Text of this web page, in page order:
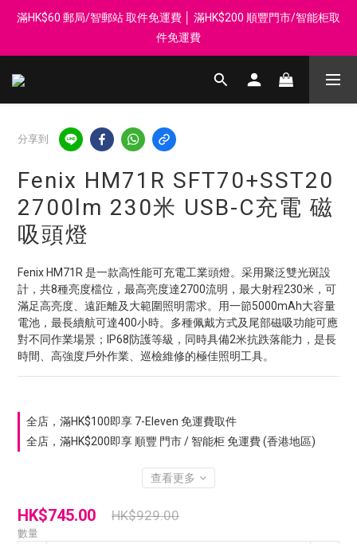
登記會員享每$50回贈$1 │ 滿HK$899 送 N-rit Campack Towel 吸
汗毛巾 韓國制 送完即止
滿HK$60 郵局/智郵站 取件免運費 │ 滿HK$200 順豐門市/智能柜取
件免運費
Whatsapp 98569349 │ 歡迎團體採購, 報價查詢, 接受採購卡
登記會員享每$50回贈$1 │ 滿HK$899 送 N-rit Campack Towel 吸
汗毛巾 韓國制 送完即止
分享到
Fenix HM71R SFT70+SST20
2700lm 230米 USB-C充電 磁
吸頭燈
Fenix HM71R 是一款高性能可充電工業頭燈。采用聚泛雙光斑設
計，共8種亮度檔位，最高亮度達2700流明，最大射程230米，可
滿足高亮度、遠距離及大範圍照明需求。用一節5000mAh大容量
電池，最長續航可達400小時。多種佩戴方式及尾部磁吸功能可應
對不同作業場景；IP68防護等級，同時具備2米抗跌落能力，是長
時間、高強度戶外作業、巡檢維修的極佳照明工具。
全店，滿HK$100即享 7-Eleven 免運費取件
全店，滿HK$200即享 順豐 門市 / 智能柜 免運費 (香港地區)
查看更多
HK$745.00 HK$929.00
數量